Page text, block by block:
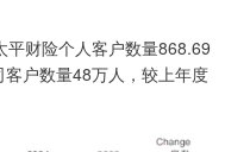
财险个人客户数量868.69
户数量48万人，较上年度